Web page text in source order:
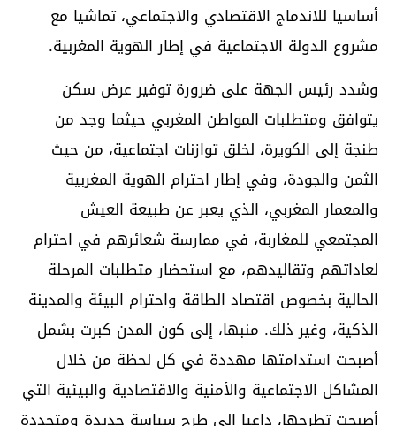
أساسيا للاندماج الاقتصادي والاجتماعي، تماشيا مع
مشروع الدولة الاجتماعية في إطار الهوية المغربية.
وشدد رئيس الجهة على ضرورة توفير عرض سكن
يتوافق ومتطلبات المواطن المغربي حيثما وجد من
طنجة إلى الكويرة، لخلق توازنات اجتماعية، من حيث
الثمن والجودة، وفي إطار احترام الهوية المغربية
والمعمار المغربي، الذي يعبر عن طبيعة العيش
المجتمعي للمغاربة، في ممارسة شعائرهم في احترام
لعاداتهم وتقاليدهم، مع استحضار متطلبات المرحلة
الحالية بخصوص اقتصاد الطاقة واحترام البيئة والمدينة
الذكية، وغير ذلك. منبها، إلى كون المدن كبرت بشمل
أصبحت استدامتها مهددة في كل لحظة من خلال
المشاكل الاجتماعية والأمنية والاقتصادية والبيئية التي
أصبحت تطرحها، داعيا إلى طرح سياسة جديدة ومتجددة